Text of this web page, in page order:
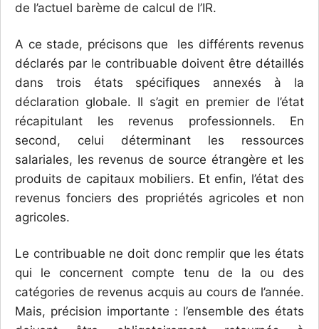
de l’actuel barème de calcul de l’IR.
A ce stade, précisons que les différents revenus
déclarés par le contribuable doivent être détaillés
dans trois états spécifiques annexés à la
déclaration globale. Il s’agit en premier de l’état
récapitulant les revenus professionnels. En
second, celui déterminant les ressources
salariales, les revenus de source étrangère et les
produits de capitaux mobiliers. Et enfin, l’état des
revenus fonciers des propriétés agricoles et non
agricoles.
Le contribuable ne doit donc remplir que les états
qui le concernent compte tenu de la ou des
catégories de revenus acquis au cours de l’année.
Mais, précision importante : l’ensemble des états